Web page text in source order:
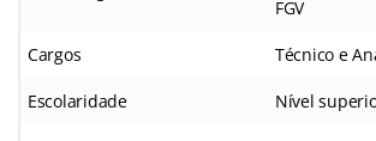
FGV
Cargos Técnico e
Escolaridade Nível